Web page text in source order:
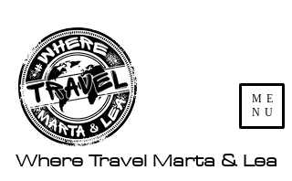
ME
NU
WhereTravel Marta & Lea